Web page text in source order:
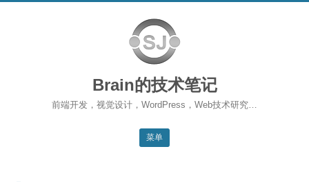
Brain的技术笔记
前端开发，视觉设计，WordPress，Web技术研究…
菜单